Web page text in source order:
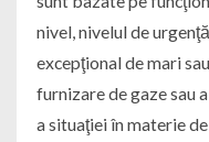
nivel, nivelul de
excepţional de mari
furnizare de gaze sau
a situaţiei în materie